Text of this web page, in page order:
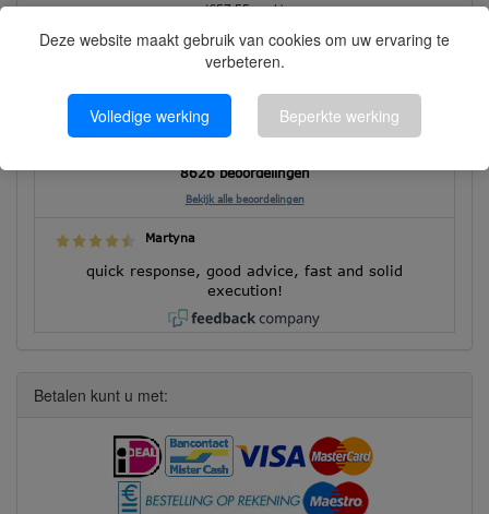
Deze website maakt gebruik van cookies om uw ervaring te
verbeteren.
Volledige werking Beperkte werking
(€57,55 excl.)
8626 beoordelingen
Bekijk alle beoordelingen
Martyna
quick response, good advice, fast and solid
execution!
Betalen kunt u met: